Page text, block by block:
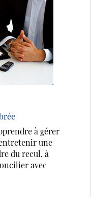
à gérer
une
du recul, à
avec